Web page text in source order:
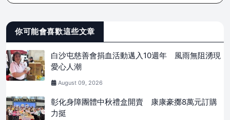
你可能會喜歡這些文章
白沙屯慈善會捐血活動邁入10週年 風雨無阻湧現
愛心人潮
August 09, 2026
彰化身障團體中秋禮盒開賣 康康豪擲8萬元訂購
力挺